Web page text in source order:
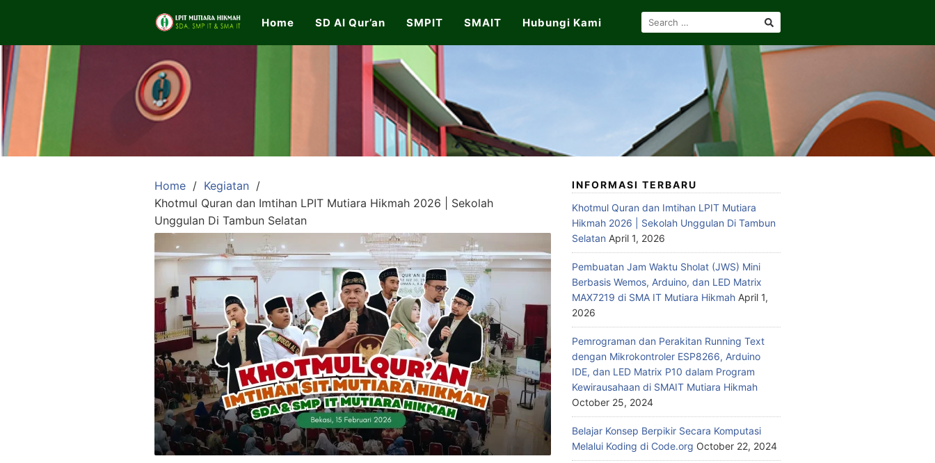
content
Home SD Al Qur’an SMPIT SMAIT Hubungi Kami
SEARCH
FOR:
LPIT
Mutiara
Hikmah
Official
Website
SDA,
SMPIT,
SMAIT
Mutiara
Hikmah
Home
Kegiatan
Khotmul Quran dan Imtihan LPIT Mutiara Hikmah 2026 | Sekolah
Unggulan Di Tambun Selatan
INFORMASI TERBARU
Khotmul Quran dan Imtihan LPIT Mutiara
Hikmah 2026 | Sekolah Unggulan Di Tambun
Selatan April 1, 2026
Pembuatan Jam Waktu Sholat (JWS) Mini
Berbasis Wemos, Arduino, dan LED Matrix
MAX7219 di SMA IT Mutiara Hikmah April 1,
2026
Pemrograman dan Perakitan Running Text
dengan Mikrokontroler ESP8266, Arduino
IDE, dan LED Matrix P10 dalam Program
Kewirausahaan di SMAIT Mutiara Hikmah
October 25, 2024
Belajar Konsep Berpikir Secara Komputasi
Melalui Koding di Code.org October 22, 2024